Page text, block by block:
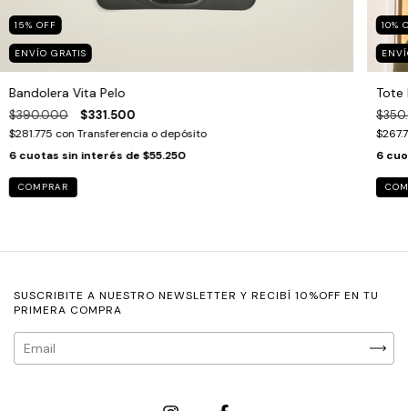
15% OFF
ENVÍO GRATIS
Bandolera Vita Pelo
$390.000 $331.500
$281.775 con Transferencia o depósito
6cuotas sin interés de $55.250
10%
Tote
6
SUSCRIBITE A NUESTRO NEWSLETTER Y RECIBÍ 10%OFF EN TU
PRIMERA COMPRA